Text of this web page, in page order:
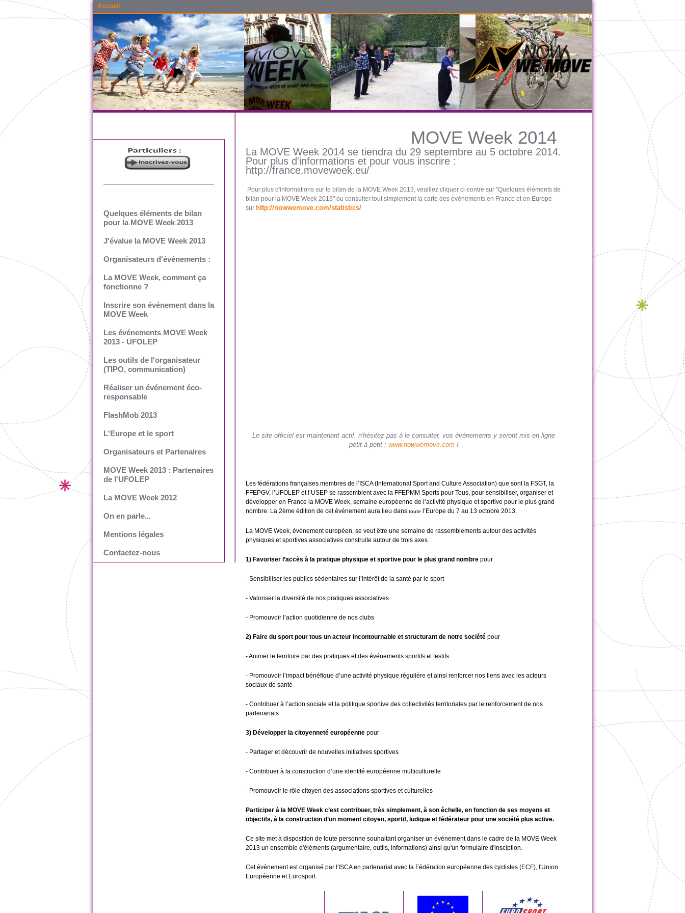
Accueil
MOVE Week 2014
La MOVE Week 2014 se tiendra du 29 septembre au 5 octobre 2014.
Pour plus d'informations et pour vous inscrire :
http://france.moveweek.eu/
Pour plus d'informations sur le bilan de la MOVE Week 2013, veuillez cliquer ci-contre sur "Quelques éléments de
bilan pour la MOVE Week 2013" ou consulter tout simplement la carte des événements en France et en Europe
sur http://nowwemove.com/statistics/
Le site officiel est maintenant actif, n'hésitez pas à le consulter, vos événements y seront mis en ligne
petit à petit : www.nowwemove.com!
Les fédérations françaises membres de l’ISCA (International Sport and Culture Association) que sont la FSGT, la
FFEPGV, l’UFOLEP et l’USEP se rassemblent avec la FFEPMM Sports pour Tous, pour sensibiliser, organiser et
développer en France la MOVE Week, semaine européenne de l’activité physique et sportive pour le plus grand
nombre. La 2ème édition de cet événement aura lieu dans toute l’Europe du 7 au 13 octobre 2013.
La MOVE Week, événement européen, se veut être une semaine de rassemblements autour des activités
physiques et sportives associatives construite autour de trois axes :
1) Favoriser l’accès à la pratique physique et sportive pour le plus grand nombre pour
- Sensibiliser les publics sédentaires sur l’intérêt de la santé par le sport
- Valoriser la diversité de nos pratiques associatives
- Promouvoir l’action quotidienne de nos clubs
2) Faire du sport pour tous un acteur incontournable et structurant de notre société pour
- Animer le territoire par des pratiques et des événements sportifs et festifs
- Promouvoir l’impact bénéfique d’une activité physique régulière et ainsi renforcer nos liens avec les acteurs
sociaux de santé
- Contribuer à l’action sociale et la politique sportive des collectivités territoriales par le renforcement de nos
partenariats
3) Développer la citoyenneté européenne pour
- Partager et découvrir de nouvelles initiatives sportives
- Contribuer à la construction d’une identité européenne multiculturelle
- Promouvoir le rôle citoyen des associations sportives et culturelles
Participer à la MOVE Week c’est contribuer, très simplement, à son échelle, en fonction de ses moyens et
objectifs, à la construction d’un moment citoyen, sportif, ludique et fédérateur pour une société plus active.
Ce site met à disposition de toute personne souhaitant organiser un événement dans le cadre de la MOVE Week
2013 un ensemble d'éléments (argumentaire, outils, informations) ainsi qu'un formulaire d'insciption.
Cet événement est organisé par l'ISCA en partenariat avec la Fédération européenne des cyclistes (ECF), l'Union
Européenne et Eurosport.
Quelques éléments de bilan
pour la MOVE Week 2013
J'évalue la MOVE Week 2013
Organisateurs d'événements :
La MOVE Week, comment ça
fonctionne ?
Inscrire son événement dans la
MOVE Week
Les événements MOVE Week
2013 - UFOLEP
Les outils de l'organisateur
(TIPO, communication)
Réaliser un événement éco-
responsable
FlashMob 2013
L'Europe et le sport
Organisateurs et Partenaires
MOVE Week 2013 : Partenaires
de l'UFOLEP
La MOVE Week 2012
On en parle...
Mentions légales
Contactez-nous